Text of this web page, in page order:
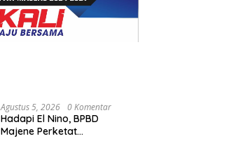
Agustus 5, 2026 0 Komentar
Hadapi El Nino, BPBD
Majene Perketat